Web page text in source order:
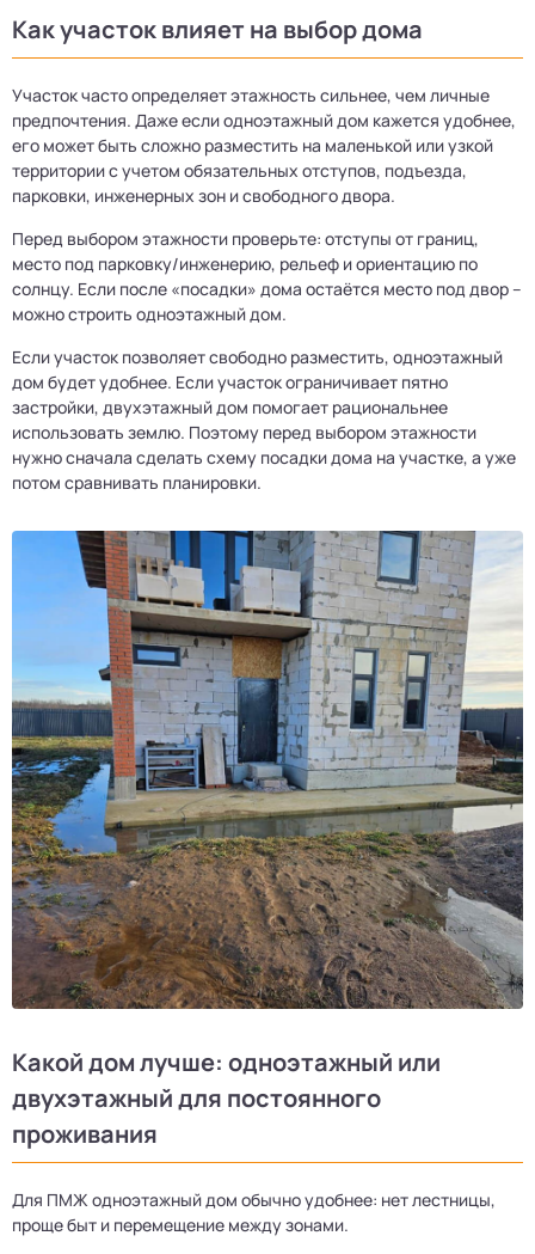
Как участок влияет на выбор дома
Участок часто определяет этажность сильнее, чем личные
предпочтения. Даже если одноэтажный дом кажется удобнее,
его может быть сложно разместить на маленькой или узкой
территории с учетом обязательных отступов, подъезда,
парковки, инженерных зон и свободного двора.
Перед выбором этажности проверьте: отступы от границ,
место под парковку/инженерию, рельеф и ориентацию по
солнцу. Если после «посадки» дома остаётся место под двор –
можно строить одноэтажный дом.
Если участок позволяет свободно разместить, одноэтажный
дом будет удобнее. Если участок ограничивает пятно
застройки, двухэтажный дом помогает рациональнее
использовать землю. Поэтому перед выбором этажности
нужно сначала сделать схему посадки дома на участке, а уже
потом сравнивать планировки.
Какой дом лучше: одноэтажный или
двухэтажный для постоянного
проживания
Для ПМЖ одноэтажный дом обычно удобнее: нет лестницы,
проще быт и перемещение между зонами.